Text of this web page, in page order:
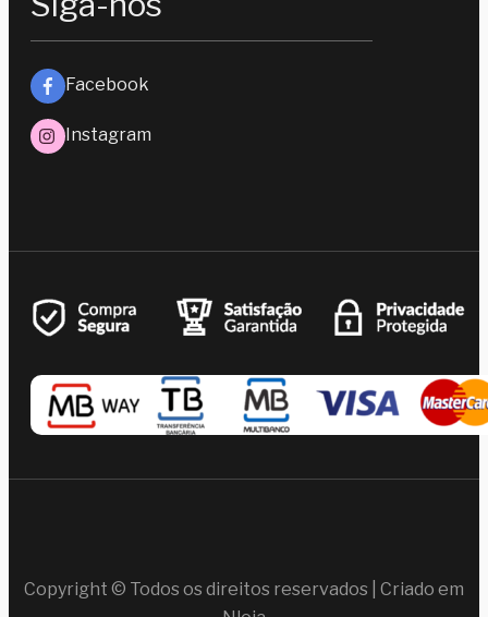
Facebook
Instagram
Copyright © Todos os direitos reservados | Criado em